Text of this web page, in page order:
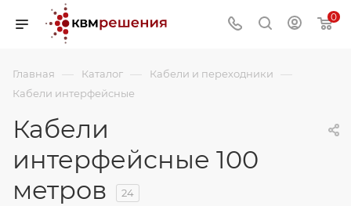
0
Главная — Каталог — Кабели и переходники —
Кабели интерфейсные
Кабели
интерфейсные 100
метров
24